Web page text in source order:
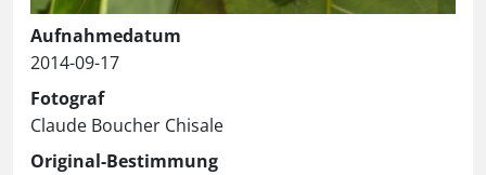
Aufnahmedatum
2014-09-17
Fotograf
Claude Boucher Chisale
Original-Bestimmung